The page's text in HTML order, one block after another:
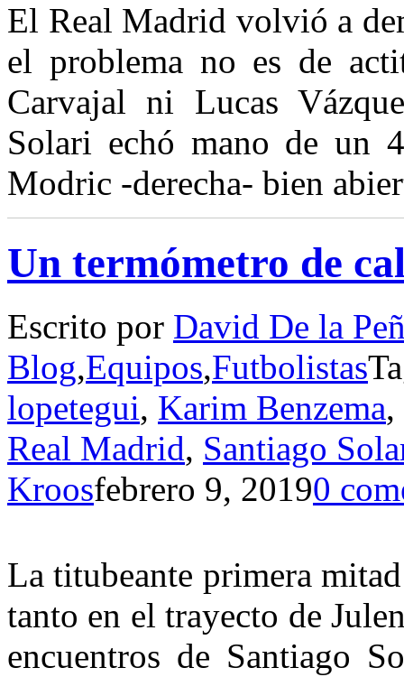
El Real Madrid volvió a
el problema no es de
Carvajal ni Lucas
Solari echó mano de un
Modric -derecha- bien
Un termómetro de
Escrito por David De la
Blog,Equipos,Futbolistas
lopetegui, Karim Benzema,
Real Madrid, Santiago
Kroosfebrero 9, 20190
La titubeante primera
tanto en el trayecto de
encuentros de Santiago